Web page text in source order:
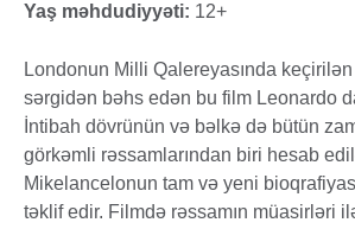
Yaş məhdudiyyəti: 12+
Londonun Milli Qalereyasında
sərgidən bəhs edən bu film Leonardo
İntibah dövrünün və bəlkə də bütün
görkəmli rəssamlarından biri hesab
Mikelancelonun tam və yeni
təklif edir. Filmdə rəssamın müasirləri